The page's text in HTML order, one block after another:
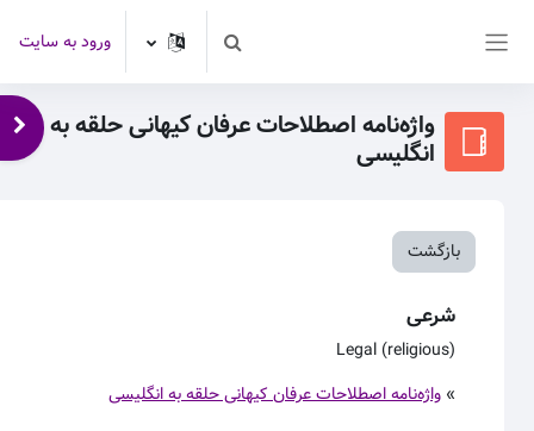
Toggle search inputورود به سایت
واژه‌نامه اصطلاحات عرفان کیهانی حلقه به
انگلیسی
بازگشت
شرعی
Legal (religious)
» واژه‌نامه اصطلاحات عرفان کیهانی حلقه به انگلیسی